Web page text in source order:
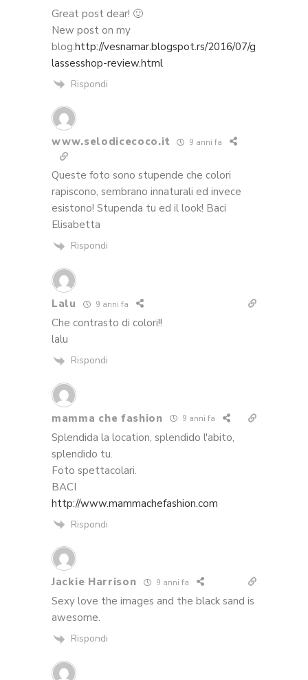
Great post dear! 🙂
New post on my
blog:http://vesnamar.blogspot.rs/2016/07/g
lassesshop-review.html
Rispondi
www.selodicecoco.it 9 anni fa
Queste foto sono stupende che colori
rapiscono, sembrano innaturali ed invece
esistono! Stupenda tu ed il look! Baci
Elisabetta
Rispondi
Lalu 9 anni fa
Che contrasto di colori!!
lalu
Rispondi
mamma che fashion 9 anni fa
Splendida la location, splendido l'abito,
splendido tu.
Foto spettacolari.
BACI
http://www.mammachefashion.com
Rispondi
Jackie Harrison 9 anni fa
Sexy love the images and the black sand is
awesome.
Rispondi